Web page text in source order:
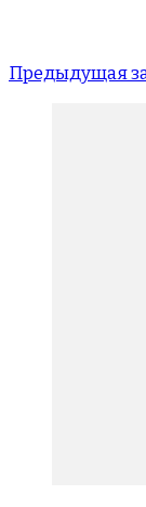
Предыдущая